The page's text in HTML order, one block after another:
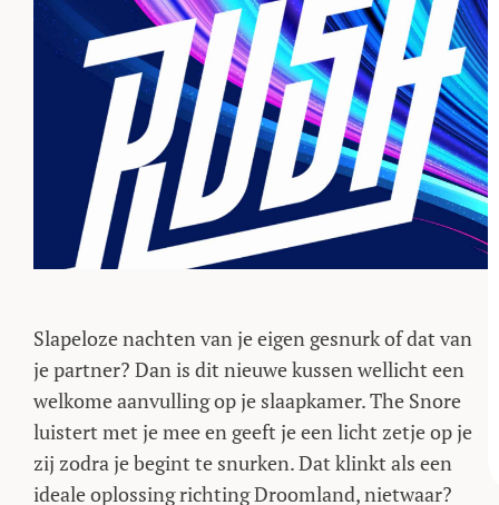
Slapeloze nachten van je eigen gesnurk of dat van
je partner? Dan is dit nieuwe kussen wellicht een
welkome aanvulling op je slaapkamer. The Snore
luistert met je mee en geeft je een licht zetje op je
zij zodra je begint te snurken. Dat klinkt als een
ideale oplossing richting Droomland, nietwaar?